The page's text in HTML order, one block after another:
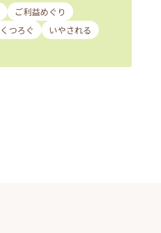
ご利益めぐり
くつろぐ
いやされる